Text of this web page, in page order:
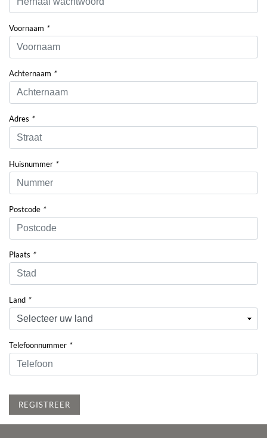
Voornaam *
Achternaam *
Adres *
Huisnummer *
Postcode *
Plaats *
Land *
Telefoonnummer *
REGISTREER